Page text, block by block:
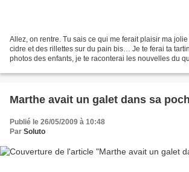
Allez, on rentre. Tu sais ce qui me ferait plaisir ma
cidre et des rillettes sur du pain bis… Je te ferai ta
photos des enfants, je te raconterai les nouvelles du
Marthe avait un galet dans sa
Publié le 26/05/2009 à 10:48
Par Soluto